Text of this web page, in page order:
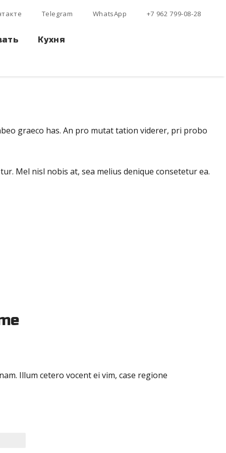
Telegram WhatsApp +7 962 799-08-28
Кухня
graeco has. An pro mutat tation viderer, pri probo
Mel nisl nobis at, sea melius denique consetetur ea.
Illum cetero vocent ei vim, case regione